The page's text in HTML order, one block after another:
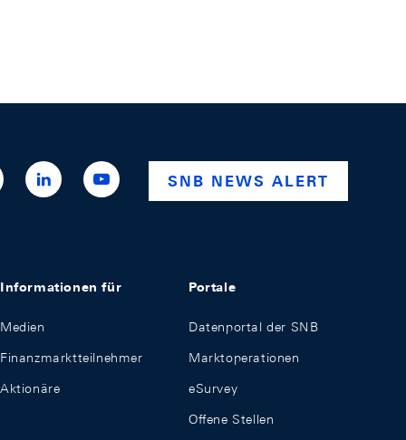
https://x.com/snb_bns
https://ch.linkedin.com/company/swiss-
national-
https://www.youtube.com/
SNB NEWS ALERT
Informationen für
Medien
Finanzmarktteilnehmer
Aktionäre
Portale
Datenportal der SNB
Marktoperationen
eSurvey
Offene Stellen